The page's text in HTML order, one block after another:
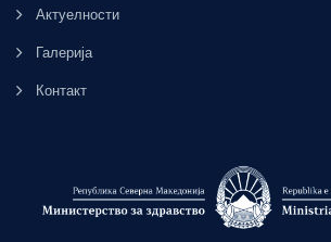
Актуелности
Галерија
Контакт